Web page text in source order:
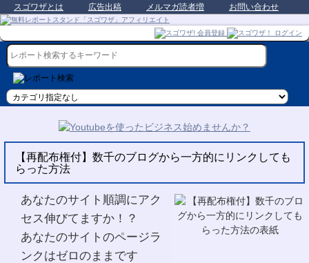
スゴワザとは 広告出稿 メルマガ読者増 お問い合わせ
【再配布権付】数千のブログから一方的にリンクしても
らった方法
あなたのサイト順調にアク
セス伸びてますか！？
あなたのサイトのページラ
ンクはゼロのままです